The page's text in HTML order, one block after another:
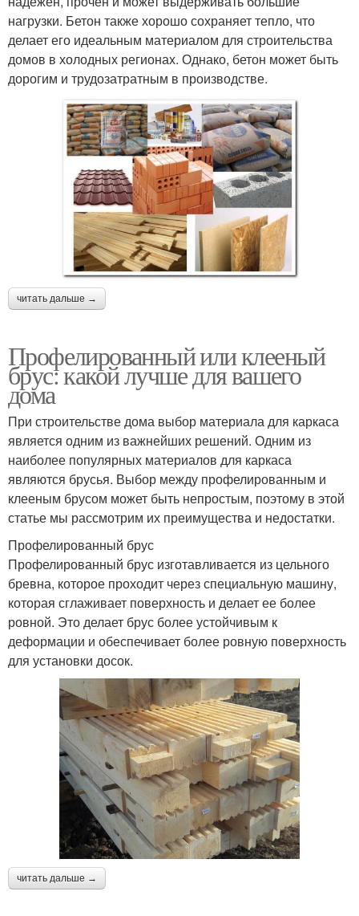
нагрузки. Бетон также хорошо сохраняет тепло, что
делает его идеальным материалом для строительства
домов в холодных регионах. Однако, бетон может быть
дорогим и трудозатратным в производстве.
читать дальше →
Профелированный или клееный
брус: какой лучше для вашего
дома
При строительстве дома выбор материала для каркаса
является одним из важнейших решений. Одним из
наиболее популярных материалов для каркаса
являются брусья. Выбор между профелированным и
клееным брусом может быть непростым, поэтому в этой
статье мы рассмотрим их преимущества и недостатки.
Профелированный брус
Профелированный брус изготавливается из цельного
бревна, которое проходит через специальную машину,
которая сглаживает поверхность и делает ее более
ровной. Это делает брус более устойчивым к
деформации и обеспечивает более ровную поверхность
для установки досок.
читать дальше →